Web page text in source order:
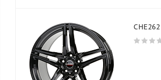
CHE262